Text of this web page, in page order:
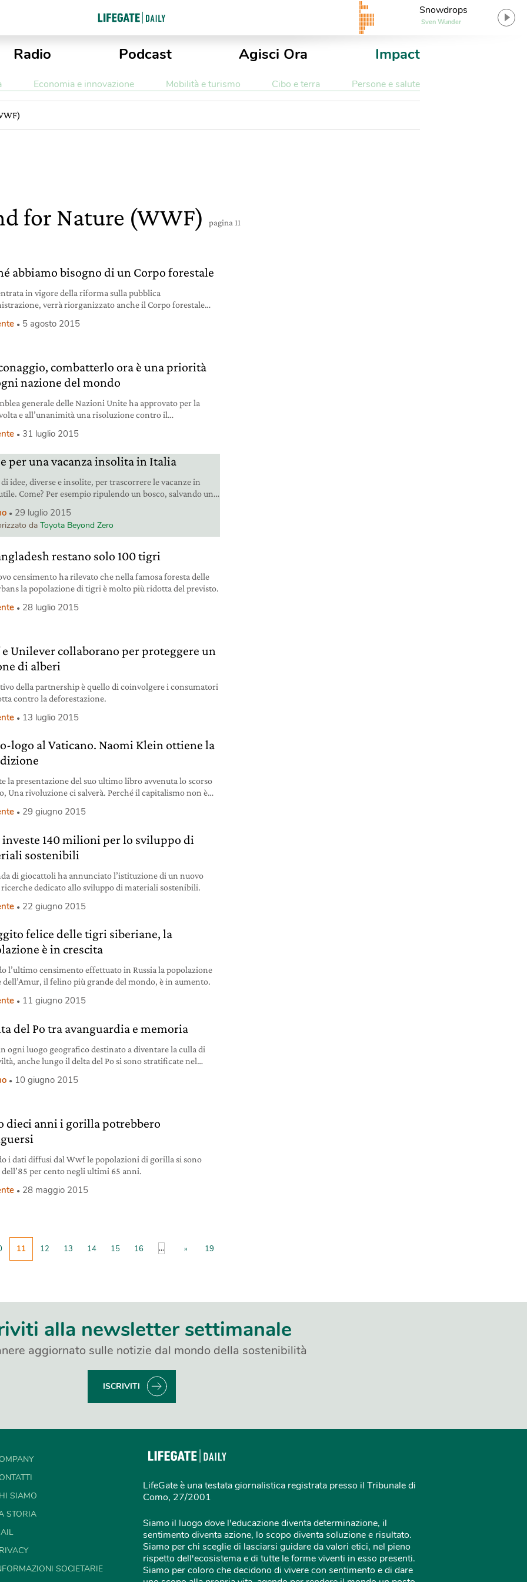
Snowdrops
Sven Wunder
Radio Podcast Agisci Ora Impact
Economia e innovazione Mobilità e turismo Cibo e terra Persone e salute
for Nature (WWF) pagina 11
abbiamo bisogno di un Corpo forestale
in vigore della riforma sulla pubblica
verrà riorganizzato anche il Corpo forestale
5 agosto 2015
combatterlo ora è una priorità
nazione del mondo
generale delle Nazioni Unite ha approvato per la
e all’unanimità una risoluzione contro il
dalla Germania, la proposta era sostenuta da oltre 70
ha come obiettivo fermare la crescente
31 luglio 2015
per una vacanza insolita in Italia
di idee, diverse e insolite, per trascorrere le vacanze in
Come? Per esempio ripulendo un bosco, salvando una
mafia.
29 luglio 2015
daToyota Beyond Zero
restano solo 100 tigri
censimento ha rilevato che nella famosa foresta delle
la popolazione di tigri è molto più ridotta del previsto.
28 luglio 2015
Unilever collaborano per proteggere un
di alberi
della partnership è quello di coinvolgere i consumatori
contro la deforestazione.
13 luglio 2015
logo al Vaticano. Naomi Klein ottiene la
la presentazione del suo ultimo libro avvenuta lo scorso
Una rivoluzione ci salverà. Perché il capitalismo non è
sono l’ultima chance che il mondo ha a disposizione per
nulla di sostenibile, né per
29 giugno 2015
investe 140 milioni per lo sviluppo di
sostenibili
di giocattoli ha annunciato l’istituzione di un nuovo
dedicato allo sviluppo di materiali sostenibili.
22 giugno 2015
felice delle tigri siberiane, la
è in crescita
l’ultimo censimento effettuato in Russia la popolazione
dell’Amur, il felino più grande del mondo, è in aumento.
11 giugno 2015
del Po tra avanguardia e memoria
ogni luogo geografico destinato a diventare la culla di
anche lungo il delta del Po si sono stratificate nel
produttive e pratiche sociali che declinano in chiave
10 giugno 2015
dieci anni i gorilla potrebbero
i dati diffusi dal Wwf le popolazioni di gorilla si sono
per cento negli ultimi 65 anni.
28 maggio 2015
11 12 13 14 15 16 ... » 19
alla newsletter settimanale
aggiornato sulle notizie dal mondo della sostenibilità
ISCRIVITI
SIAMO
STORIA
SOCIETARIE
LifeGate è una testata giornalistica registrata presso il Tribunale di
Como, 27/2001
Siamo il luogo dove l'educazione diventa determinazione, il
sentimento diventa azione, lo scopo diventa soluzione e risultato.
Siamo per chi sceglie di lasciarsi guidare da valori etici, nel pieno
rispetto dell'ecosistema e di tutte le forme viventi in esso presenti.
Siamo per coloro che decidono di vivere con sentimento e di dare